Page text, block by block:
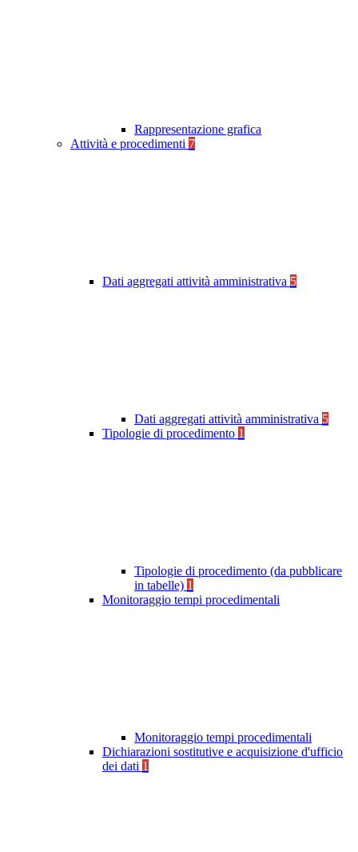
Rappresentazione grafica
Attività e procedimenti 7
Dati aggregati attività amministrativa 5
Dati aggregati attività amministrativa 5
Tipologie di procedimento 1
Tipologie di procedimento (da pubblicare
in tabelle) 1
Monitoraggio tempi procedimentali
Monitoraggio tempi procedimentali
Dichiarazioni sostitutive e acquisizione d'ufficio
dei dati 1